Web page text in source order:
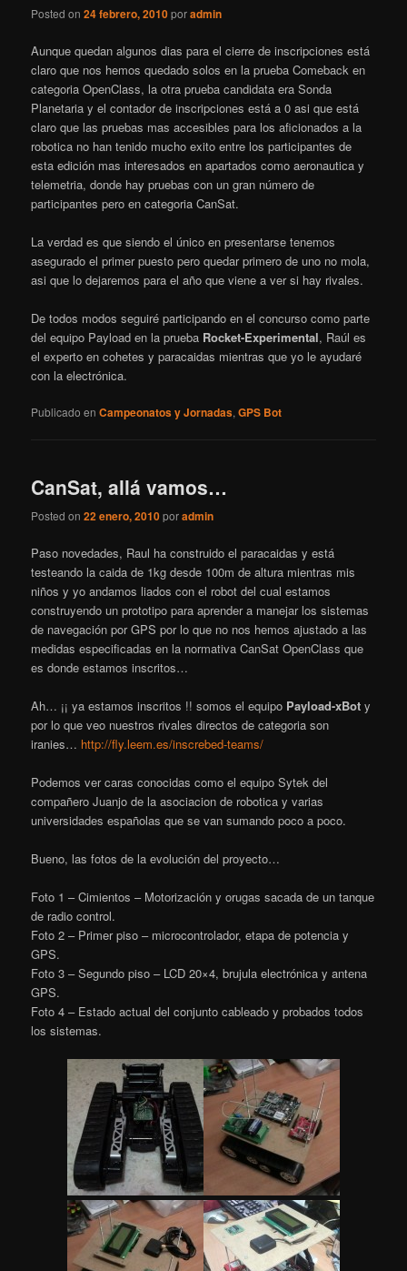
Posted on24 febrero, 2010poradmin
Aunque quedan algunos dias para el cierre de inscripciones está
claro que nos hemos quedado solos en la prueba Comeback en
categoria OpenClass, la otra prueba candidata era Sonda
Planetaria y el contador de inscripciones está a 0 asi que está
claro que las pruebas mas accesibles para los aficionados a la
robotica no han tenido mucho exito entre los participantes de
esta edición mas interesados en apartados como aeronautica y
telemetria, donde hay pruebas con un gran número de
participantes pero en categoria CanSat.
La verdad es que siendo el único en presentarse tenemos
asegurado el primer puesto pero quedar primero de uno no mola,
asi que lo dejaremos para el año que viene a ver si hay rivales.
De todos modos seguiré participando en el concurso como parte
del equipo Payload en la prueba Rocket-Experimental, Raúl es
el experto en cohetes y paracaidas mientras que yo le ayudaré
con la electrónica.
Publicado en Campeonatos y Jornadas,GPS Bot
CanSat, allá vamos…
Posted on22 enero, 2010poradmin
Paso novedades, Raul ha construido el paracaidas y está
testeando la caida de 1kg desde 100m de altura mientras mis
niños y yo andamos liados con el robot del cual estamos
construyendo un prototipo para aprender a manejar los sistemas
de navegación por GPS por lo que no nos hemos ajustado a las
medidas especificadas en la normativa CanSat OpenClass que
es donde estamos inscritos…
Ah… ¡¡ ya estamos inscritos !! somos el equipo Payload-xBot y
por lo que veo nuestros rivales directos de categoria son
iranies… http://fly.leem.es/inscrebed-teams/
Podemos ver caras conocidas como el equipo Sytek del
compañero Juanjo de la asociacion de robotica y varias
universidades españolas que se van sumando poco a poco.
Bueno, las fotos de la evolución del proyecto…
Foto 1 – Cimientos – Motorización y orugas sacada de un tanque
de radio control.
Foto 2 – Primer piso – microcontrolador, etapa de potencia y
GPS.
Foto 3 – Segundo piso – LCD 20×4, brujula electrónica y antena
GPS.
Foto 4 – Estado actual del conjunto cableado y probados todos
los sistemas.